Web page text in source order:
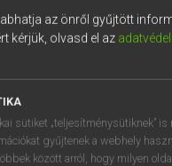
KERESÉS
szótár
afrikai holland telepes
az önről gyűjtött
kérjük, olvasd el az
sütiket „teljesítménysütiknek” is
gyűjtenek a webhely
között arról, hogy milyen
8 9 ö ü
u i o p
k l ű
m , . -